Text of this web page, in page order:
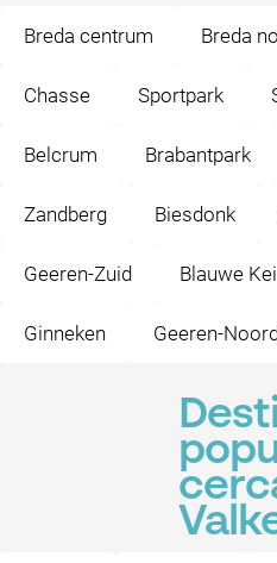
Breda centrum Breda
Chasse Sportpark
Belcrum Brabantpark
Zandberg Biesdonk
Geeren-Zuid Blauwe Kei
Ginneken Geeren-Noord